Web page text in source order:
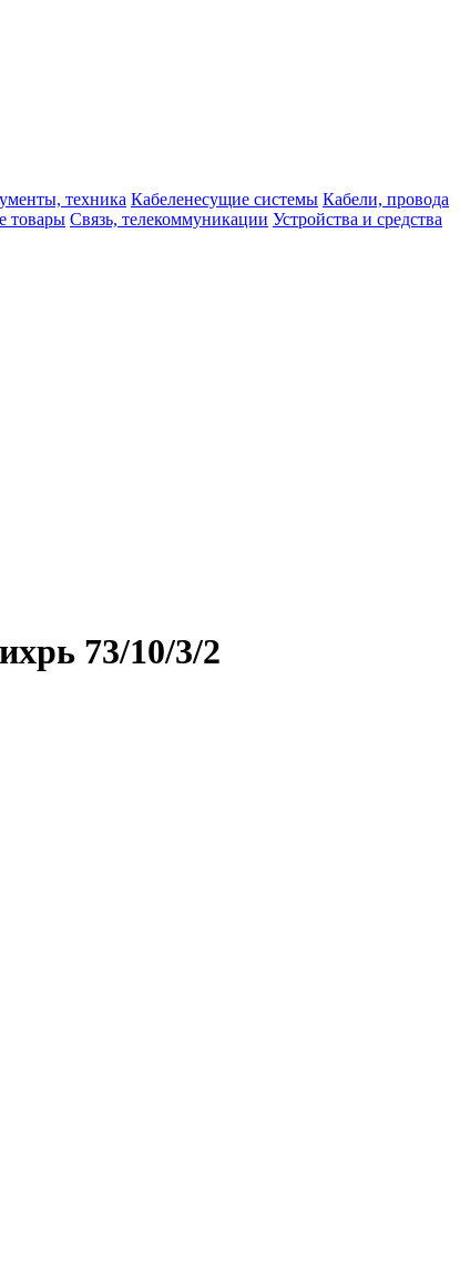
техника Кабеленесущие системы Кабели, провода
товары Связь, телекоммуникации Устройства и средства
73/10/3/2